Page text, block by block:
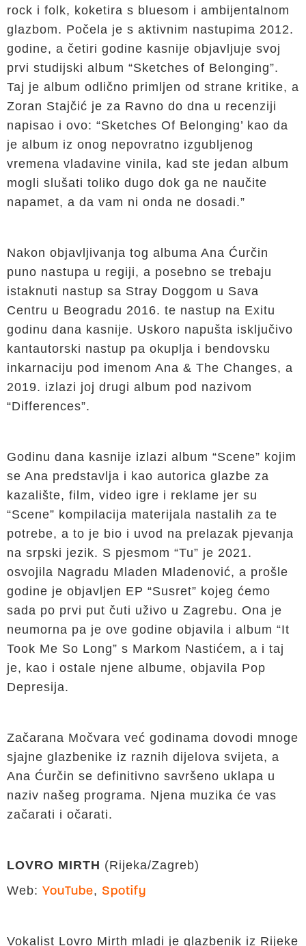
rock i folk, koketira s bluesom i ambijentalnom
glazbom. Počela je s aktivnim nastupima 2012.
godine, a četiri godine kasnije objavljuje svoj
prvi studijski album “Sketches of Belonging”.
Taj je album odlično primljen od strane kritike, a
Zoran Stajčić je za Ravno do dna u recenziji
napisao i ovo: “Sketches Of Belonging’ kao da
je album iz onog nepovratno izgubljenog
vremena vladavine vinila, kad ste jedan album
mogli slušati toliko dugo dok ga ne naučite
napamet, a da vam ni onda ne dosadi.”
Nakon objavljivanja tog albuma Ana Ćurčin
puno nastupa u regiji, a posebno se trebaju
istaknuti nastup sa Stray Doggom u Sava
Centru u Beogradu 2016. te nastup na Exitu
godinu dana kasnije. Uskoro napušta isključivo
kantautorski nastup pa okuplja i bendovsku
inkarnaciju pod imenom Ana & The Changes, a
2019. izlazi joj drugi album pod nazivom
“Differences”.
Godinu dana kasnije izlazi album “Scene” kojim
se Ana predstavlja i kao autorica glazbe za
kazalište, film, video igre i reklame jer su
“Scene” kompilacija materijala nastalih za te
potrebe, a to je bio i uvod na prelazak pjevanja
na srpski jezik. S pjesmom “Tu” je 2021.
osvojila Nagradu Mladen Mladenović, a prošle
godine je objavljen EP “Susret” kojeg ćemo
sada po prvi put čuti uživo u Zagrebu. Ona je
neumorna pa je ove godine objavila i album “It
Took Me So Long” s Markom Nastićem, a i taj
je, kao i ostale njene albume, objavila Pop
Depresija.
Začarana Močvara već godinama dovodi mnoge
sjajne glazbenike iz raznih dijelova svijeta, a
Ana Ćurčin se definitivno savršeno uklapa u
naziv našeg programa. Njena muzika će vas
začarati i očarati.
LOVRO MIRTH (Rijeka/Zagreb)
Web: YouTube, Spotify
Vokalist Lovro Mirth mladi je glazbenik iz Rijeke